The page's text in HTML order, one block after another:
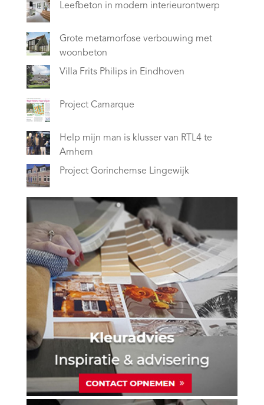
Leefbeton in modern interieurontwerp
Grote metamorfose verbouwing met
woonbeton
Villa Frits Philips in Eindhoven
Project Camarque
Help mijn man is klusser van RTL4 te
Arnhem
Project Gorinchemse Lingewijk